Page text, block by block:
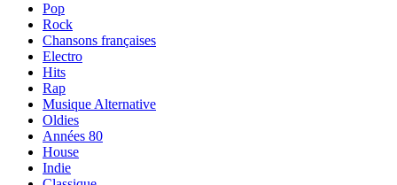
Pop
Rock
Chansons françaises
Electro
Hits
Rap
Musique Alternative
Oldies
Années 80
House
Indie